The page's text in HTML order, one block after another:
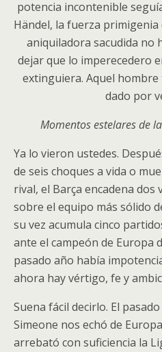
potencia incontenible
Händel, la fuerza primigenia
aniquiladora sacudida no
dejar que lo imperecedero
extinguiera. Aquel
dado por
Momentos estelares de
Ya lo vieron ustedes.
de seis choques a vida o
rival, el Barça encadena dos
sobre el equipo más sólido
su vez acumula cinco
ante el campeón de Europa
pasado año había
ahora hay vértigo, fe y
Suena fácil decirlo. El
Simeone nos echó de
arrebató con suficiencia la